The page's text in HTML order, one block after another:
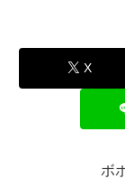
X
ボ